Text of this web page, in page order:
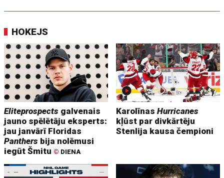
HOKEJS
Eliteprospects galvenais
jauno spēlētāju eksperts:
jau janvārī Floridas
Panthers bija nolēmusi
iegūt Šmitu © DIENA
KarolīnasHurricanes
kļūst par divkārtēju
Stenlija kausa čempioni